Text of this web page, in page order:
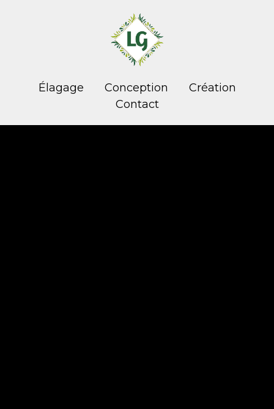
Élagage Conception
Création
Contact